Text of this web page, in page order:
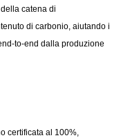
catena di
di carbonio, aiutando i
to-end dalla produzione
certificata al 100%,